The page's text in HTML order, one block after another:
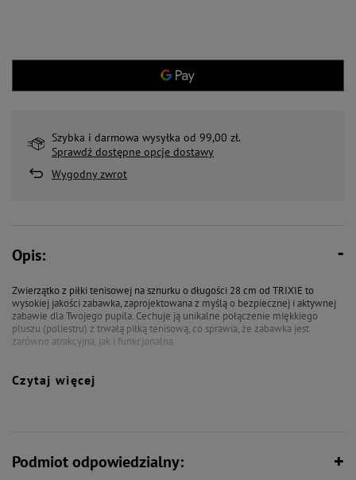
Szybka i darmowa wysyłka od 99,00 zł.
Sprawdź dostępne opcje dostawy
Wygodny zwrot
Opis:
Zwierzątko z piłki tenisowej na sznurku o długości 28 cm od TRIXIE to
wysokiej jakości zabawka, zaprojektowana z myślą o bezpiecznej i aktywnej
zabawie dla Twojego pupila. Cechuje ją unikalne połączenie miękkiego
pluszu (poliestru) z trwałą piłką tenisową, co sprawia, że zabawka jest
zarówno atrakcyjna, jak i funkcjonalna.
podnosi jego bezpieczeństwo w użytkowaniu.
Czytaj więcej
Podmiot odpowiedzialny: